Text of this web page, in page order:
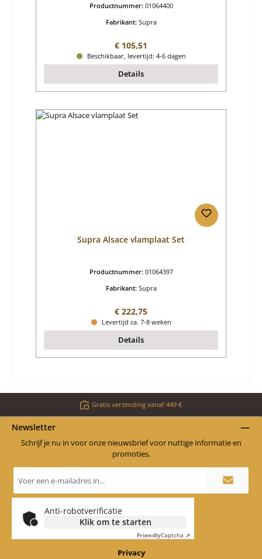
Productnummer: 01064400
Fabrikant: Supra
Normale prijs:
€ 105,51
Beschikbaar, levertijd: 4-6 dagen
Details
Supra Alsace vlamplaat Set
Productnummer: 01064397
Fabrikant: Supra
Normale prijs:
€ 222,75
Levertijd ca. 7-8 weken
Details
Gratis verzending vanaf 449 €
Newsletter
Schrijf je nu in voor onze nieuwsbrief voor nuttige informatie en
promoties.
mailadres
*
Anti-robotverificatie
Klik om te starten
FriendlyCaptcha ⇗
Privacy